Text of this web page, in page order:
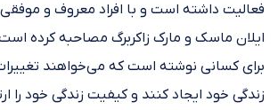
فعالیت داشته است و با افراد معروف و موفقی
ایلان ماسک و مارک زاکربرگ مصاحبه کرده
برای کسانی نوشته است که می‌خواهند
زندگی خود ایجاد کنند و کیفیت زندگی خود را